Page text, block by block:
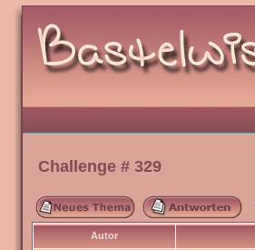
Challenge # 329
Autor